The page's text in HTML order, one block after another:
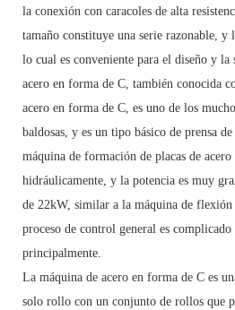
la conexión con caracoles de alta
tamaño constituye una serie razonable, y
lo cual es conveniente para el diseño y la
acero en forma de C, también conocida
acero en forma de C, es uno de los
baldosas, y es un tipo básico de prensa
máquina de formación de placas de
hidráulicamente, y la potencia es muy
de 22kW, similar a la máquina de flexión
proceso de control general es
principalmente.
La máquina de acero en forma de C es
solo rollo con un conjunto de rollos que